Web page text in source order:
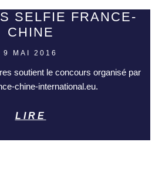
SELFIE FRANCE-
CHINE
9 MAI 2016
soutient le concours organisé par
chine-international.eu.
LIRE